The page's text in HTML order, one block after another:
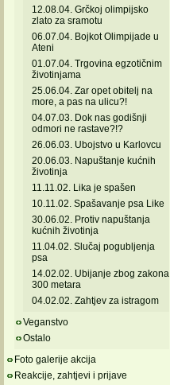
12.08.04. Grčkoj olimpijsko
zlato za sramotu
06.07.04. Bojkot Olimpijade u
Ateni
01.07.04. Trgovina egzotičnim
životinjama
25.06.04. Zar opet obitelj na
more, a pas na ulicu?!
04.07.03. Dok nas godišnji
odmori ne rastave?!?
26.06.03. Ubojstvo u Karlovcu
20.06.03. Napuštanje kućnih
životinja
11.11.02. Lika je spašen
10.11.02. Spašavanje psa Like
30.06.02. Protiv napuštanja
kućnih životinja
11.04.02. Slučaj pogubljenja
psa
14.02.02. Ubijanje zbog zakona
300 metara
04.02.02. Zahtjev za istragom
Veganstvo
Ostalo
Foto galerije akcija
Reakcije, zahtjevi i prijave